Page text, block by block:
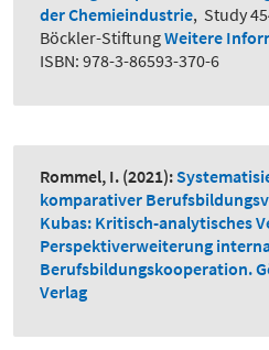
der Chemieindustrie, Study
Böckler-StiftungWeitere
ISBN: 978-3-86593-370-6
Rommel, I. (2021):
komparativer
Kubas: Kritisch-analytisches
Perspektiverweiterung
Berufsbildungskooperation.
Verlag